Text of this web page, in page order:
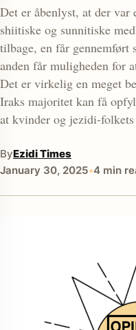
Det er åbenlyst, at der var
shiitiske og sunnitiske
tilbage, en får gennemført
anden får muligheden for
Det er virkelig en meget
Iraks majoritet kan få
at kvinder og jezidi-
ByEzidi Times
January 30, 2025•4 min